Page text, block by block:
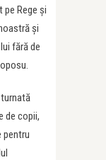
pe Rege și
și
fără de
de copii,
pentru